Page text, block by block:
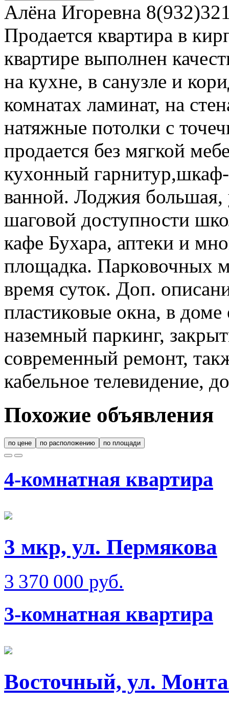
Алёна Игоревна
Продается квартира в
квартире выполнен
на кухне, в санузле и
комнатах ламинат, на
натяжные потолки с
продается без мягкой
кухонный
ванной. Лоджия большая,
шаговой доступности
кафе Бухара, аптеки и
площадка. Парковочных
время суток. Доп.
пластиковые окна, в доме
наземный паркинг,
современный ремонт,
кабельное телевидение,
Похожие объявления
по цене по расположению по площади
4-комнатная квартира
3 мкр, ул. Пермякова
3 370 000 руб.
3-комнатная квартира
Восточный, ул.